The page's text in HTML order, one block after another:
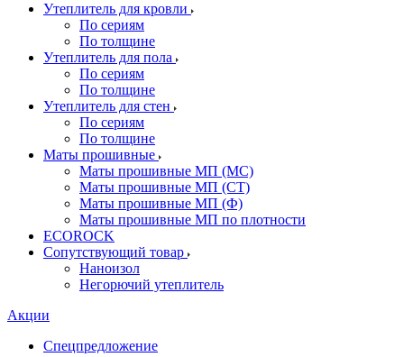
Утеплитель для кровли
По сериям
По толщине
Утеплитель для пола
По сериям
По толщине
Утеплитель для стен
По сериям
По толщине
Маты прошивные
Маты прошивные МП (МС)
Маты прошивные МП (СТ)
Маты прошивные МП (Ф)
Маты прошивные МП по плотности
ECOROCK
Сопутствующий товар
Наноизол
Негорючий утеплитель
Акции
Спецпредложение